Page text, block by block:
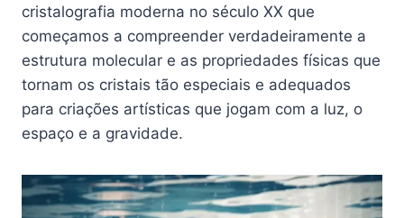
cristalografia moderna no século XX que
começamos a compreender verdadeiramente a
estrutura molecular e as propriedades físicas que
tornam os cristais tão especiais e adequados
para criações artísticas que jogam com a luz, o
espaço e a gravidade.